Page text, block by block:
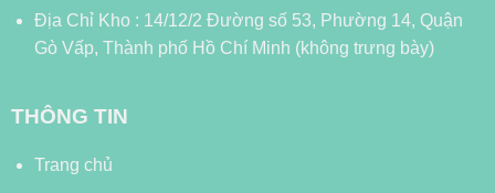
Địa Chỉ Kho : 14/12/2 Đường số 53, Phường 14, Quận
Gò Vấp, Thành phố Hồ Chí Minh (không trưng bày)
THÔNG TIN
Trang chủ